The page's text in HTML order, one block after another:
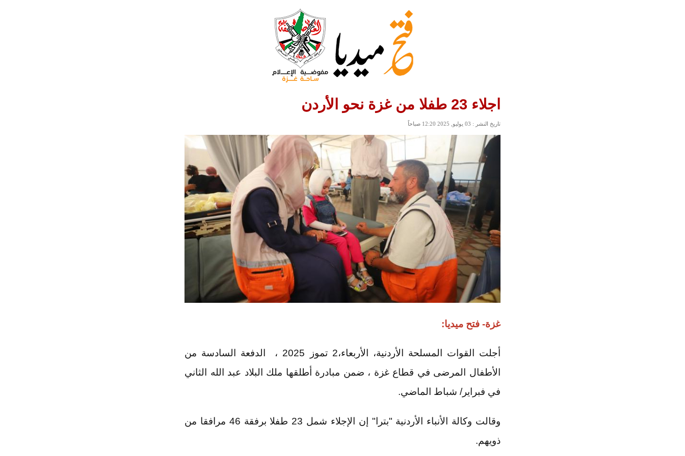
اجلاء 23 طفلا من غزة نحو الأردن
تاريخ النشر : 03 يوليو, 2025 12:20 صباحاً
غزة- فتح ميديا:
أجلت القوات المسلحة الأردنية، الأربعاء،2 تموز 2025 ، الدفعة السادسة من
الأطفال المرضى في قطاع غزة ، ضمن مبادرة أطلقها ملك البلاد عبد الله الثاني
في فبراير/ شباط الماضي.
وقالت وكالة الأنباء الأردنية "بترا" إن الإجلاء شمل 23 طفلا برفقة 46 مرافقا من
ذويهم.